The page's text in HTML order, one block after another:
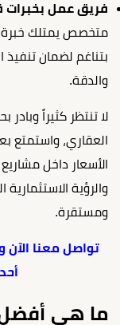
فريق عمل بخبرات
متخصص يمتلك خبرة
بتناغم لضمان
والدقة.
لا تنتظر كثيراً
العقاري، واستمتع
الأسعار داخل
والرؤية
ومستقرة.
تواصل معنا
ما هي أفضل